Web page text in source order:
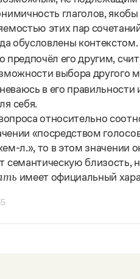
глаголов,
этих пар
обусловлены
предпочёл его другим,
выбора другого
в его правильности
себя.
относительно
«посредством
л.», то в этом значении
семантическую близость,
имеет официальный